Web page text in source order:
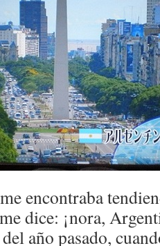
encontraba
dice: ¡nora,
año pasado,